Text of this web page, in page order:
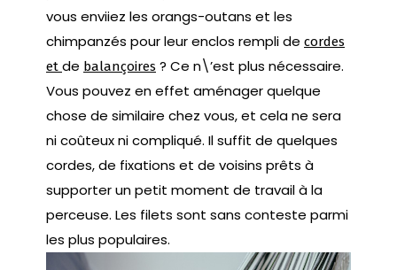
vous enviiez les orangs-outans et les
chimpanzés pour leur enclos rempli de cordes
et de balançoires ? Ce n\’est plus nécessaire.
Vous pouvez en effet aménager quelque
chose de similaire chez vous, et cela ne sera
ni coûteux ni compliqué. Il suffit de quelques
cordes, de fixations et de voisins prêts à
supporter un petit moment de travail à la
perceuse. Les filets sont sans conteste parmi
les plus populaires.